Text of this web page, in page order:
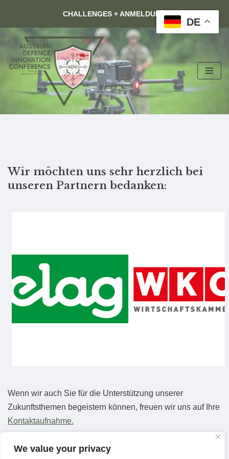
We value your privacy
Zum
Inhalt
CHALLENGES + ANMELDUNG
Wir möchten uns sehr herzlich bei
unseren Partnern bedanken:
Wenn wir auch Sie für die Unterstützung unserer
Zukunftsthemen begeistern können, freuen wir uns auf Ihre
Kontaktaufnahme.
DE